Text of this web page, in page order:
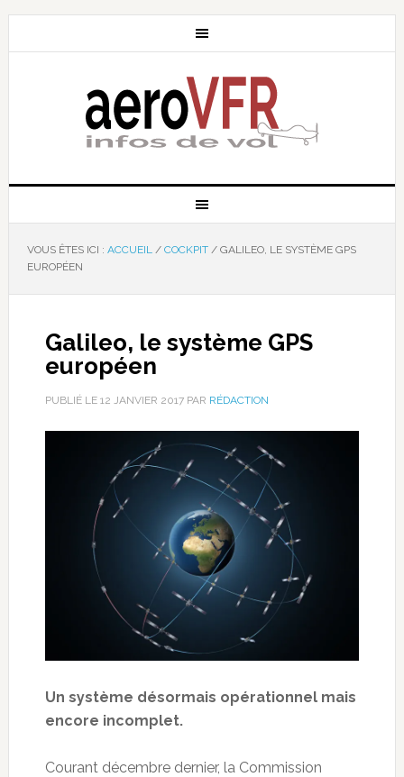
VOUS ÊTES ICI : ACCUEIL / COCKPIT /GALILEO, LE SYSTÈME GPS
EUROPÉEN
Galileo, le système GPS
européen
PUBLIÉ LE 12 JANVIER 2017PAR RÉDACTION
Un système désormais opérationnel mais
encore incomplet.
Courant décembre dernier, la Commission